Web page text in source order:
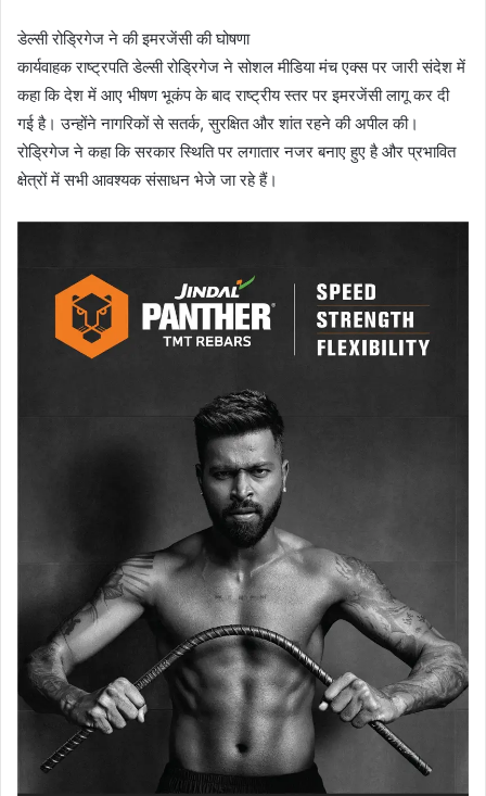
डेल्सी रोड्रिगेज ने की इमरजेंसी की घोषणा
कार्यवाहक राष्ट्रपति डेल्सी रोड्रिगेज ने सोशल मीडिया मंच एक्स पर जारी संदेश में
कहा कि देश में आए भीषण भूकंप के बाद राष्ट्रीय स्तर पर इमरजेंसी लागू कर दी
गई है। उन्होंने नागरिकों से सतर्क, सुरक्षित और शांत रहने की अपील की।
रोड्रिगेज ने कहा कि सरकार स्थिति पर लगातार नजर बनाए हुए है और प्रभावित
क्षेत्रों में सभी आवश्यक संसाधन भेजे जा रहे हैं।